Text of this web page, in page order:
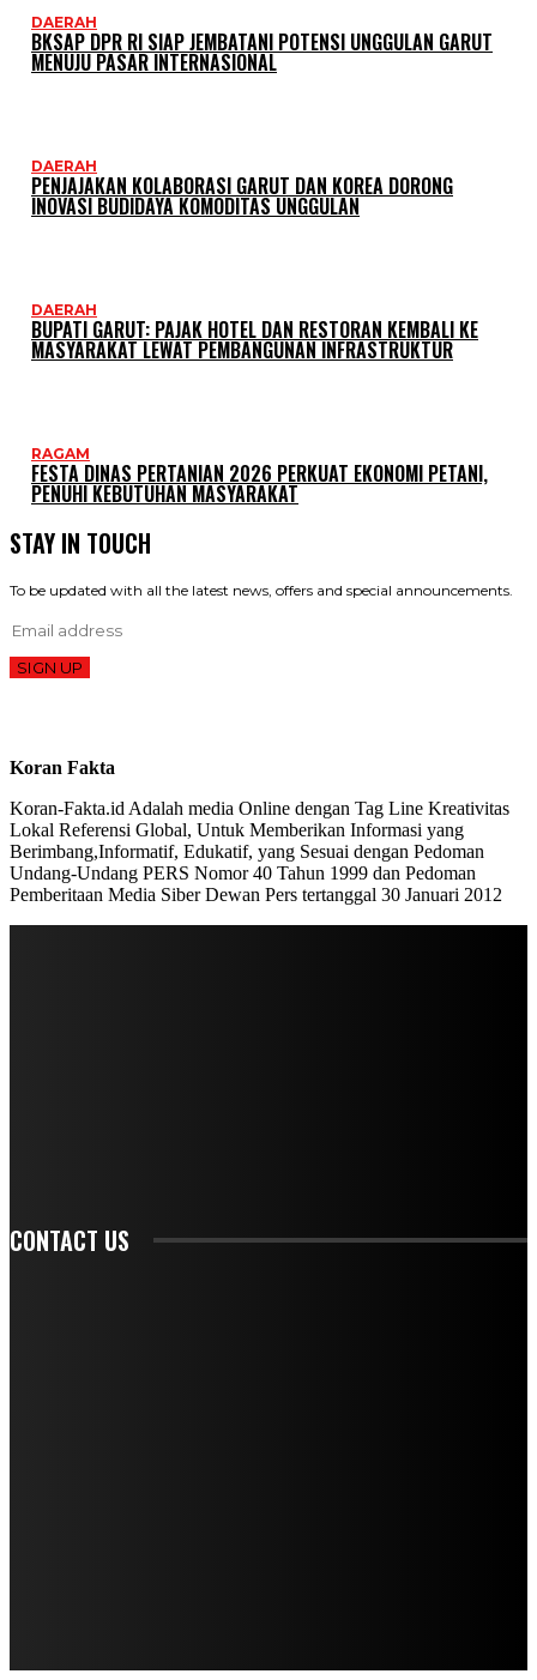
DAERAH
BKSAP DPR RI SIAP JEMBATANI POTENSI UNGGULAN GARUT
MENUJU PASAR INTERNASIONAL
DAERAH
PENJAJAKAN KOLABORASI GARUT DAN KOREA DORONG
INOVASI BUDIDAYA KOMODITAS UNGGULAN
DAERAH
BUPATI GARUT: PAJAK HOTEL DAN RESTORAN KEMBALI KE
MASYARAKAT LEWAT PEMBANGUNAN INFRASTRUKTUR
RAGAM
FESTA DINAS PERTANIAN 2026 PERKUAT EKONOMI PETANI,
PENUHI KEBUTUHAN MASYARAKAT
STAY IN TOUCH
To be updated with all the latest news, offers and special announcements.
SIGN UP
Koran Fakta
Koran-Fakta.id Adalah media Online dengan Tag Line Kreativitas
Lokal Referensi Global, Untuk Memberikan Informasi yang
Berimbang,Informatif, Edukatif, yang Sesuai dengan Pedoman
Undang-Undang PERS Nomor 40 Tahun 1999 dan Pedoman
Pemberitaan Media Siber Dewan Pers tertanggal 30 Januari 2012
CONTACT US